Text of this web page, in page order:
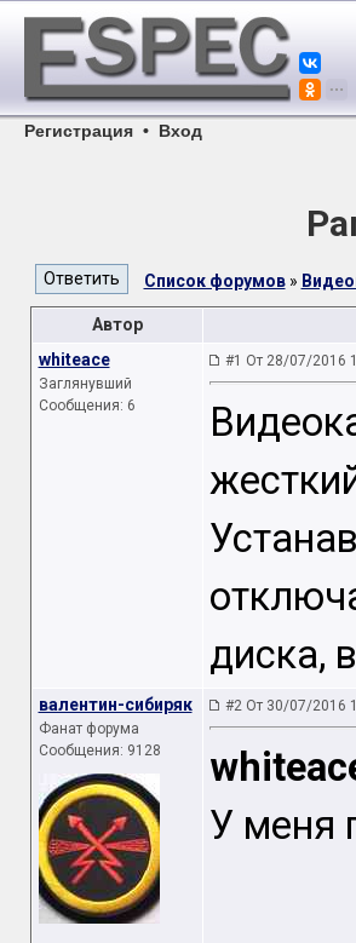
Регистрация • Вход
Список форумов»
Автор
whiteace
Заглянувший
Сообщения: 6
#1 От 28/07/2016
диска,
валентин-сибиряк
Фанат форума
Сообщения: 9128
#2 От 30/07/2016
У меня